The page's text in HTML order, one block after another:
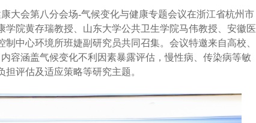
会第八分会场-气候变化与健康专题会议在浙江省杭州市
院黄存瑞教授、山东大学公共卫生学院马伟教授、安徽医
中心环境所班婕副研究员共同召集。会议特邀来自高校、
容涵盖气候变化不利因素暴露评估，慢性病、传染病等敏
评估及适应策略等研究主题。